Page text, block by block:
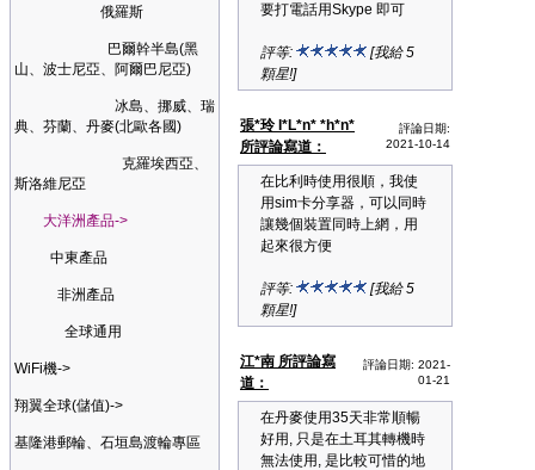
俄羅斯
巴爾幹半島(黑
山、波士尼亞、阿爾巴尼亞)
冰島、挪威、瑞
典、芬蘭、丹麥(北歐各國)
克羅埃西亞、
斯洛維尼亞
大洋洲產品->
中東產品
非洲產品
全球通用
WiFi機->
翔翼全球(儲值)->
基隆港郵輪、石垣島渡輪專區
要打電話用Skype 即可
評等:
[我給 5
顆星!]
張*玲 I*L*n* *h*n*
所評論寫道：
評論日期:
2021-10-14
在比利時使用很順，我使
用sim卡分享器，可以同時
讓幾個裝置同時上網，用
起來很方便
評等:
[我給 5
顆星!]
江*南 所評論寫
道：
評論日期: 2021-
01-21
在丹麥使用35天非常順暢
好用, 只是在土耳其轉機時
無法使用, 是比較可惜的地